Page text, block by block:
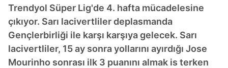
Trendyol Süper Lig'de 4. hafta mücadelesine
çıkıyor. Sarı lacivertliler deplasmanda
Gençlerbirliği ile karşı karşıya gelecek. Sarı
lacivertliler, 15 ay sonra yollarını ayırdığı Jose
Mourinho sonrası ilk 3 puanını almak is terken